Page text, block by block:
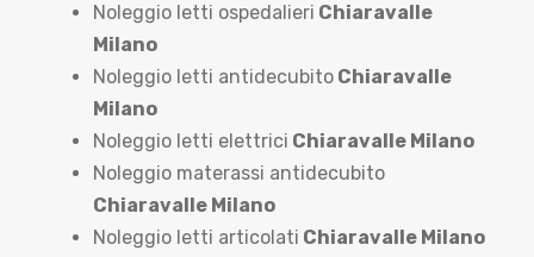
Noleggio letti ospedalieri Chiaravalle
Milano
Noleggio letti antidecubito Chiaravalle
Milano
Noleggio letti elettrici Chiaravalle Milano
Noleggio materassi antidecubito
Chiaravalle Milano
Noleggio letti articolati Chiaravalle Milano